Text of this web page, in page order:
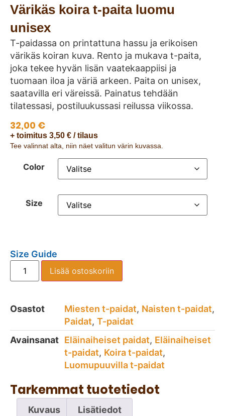
Värikäs koira t-paita luomu
unisex
T-paidassa on printattuna hassu ja erikoisen
värikäs koiran kuva. Rento ja mukava t-paita,
joka tekee hyvän lisän vaatekaappiisi ja
tuomaan iloa ja väriä arkeen. Paita on unisex,
saatavilla eri väreissä. Painatus tehdään
tilatessasi, postiluukussasi reilussa viikossa.
32,00 €
+ toimitus 3,50 € / tilaus
Tee valinnat alta, niin näet valitun värin kuvassa.
Color
Size
Size Guide
Lisää ostoskoriin
Osastot Miesten t-paidat, Naisten t-paidat,
Paidat, T-paidat
Avainsanat Eläinaiheiset paidat, Eläinaiheiset
t-paidat, Koira t-paidat,
Luomupuuvilla t-paidat
Tarkemmat tuotetiedot
Kuvaus Lisätiedot